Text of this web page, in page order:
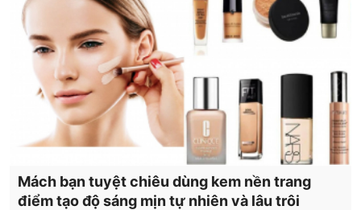
Mách bạn tuyệt chiêu dùng kem nền trang
điểm tạo độ sáng mịn tự nhiên và lâu trôi